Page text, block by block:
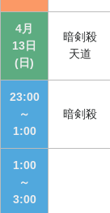
4月
13日
(日)
暗剣殺
天道
23:00
～
1:00
暗剣殺
1:00
～
3:00